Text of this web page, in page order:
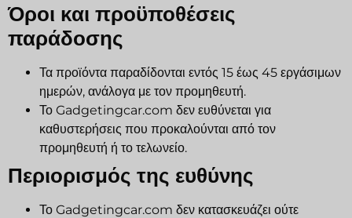
Όροι και προϋποθέσεις
παράδοσης
Τα προϊόντα παραδίδονται εντός 15 έως 45 εργάσιμων
ημερών, ανάλογα με τον προμηθευτή.
Το Gadgetingcar.com δεν ευθύνεται για
καθυστερήσεις που προκαλούνται από τον
προμηθευτή ή το τελωνείο.
Περιορισμός της ευθύνης
Το Gadgetingcar.com δεν κατασκευάζει ούτε